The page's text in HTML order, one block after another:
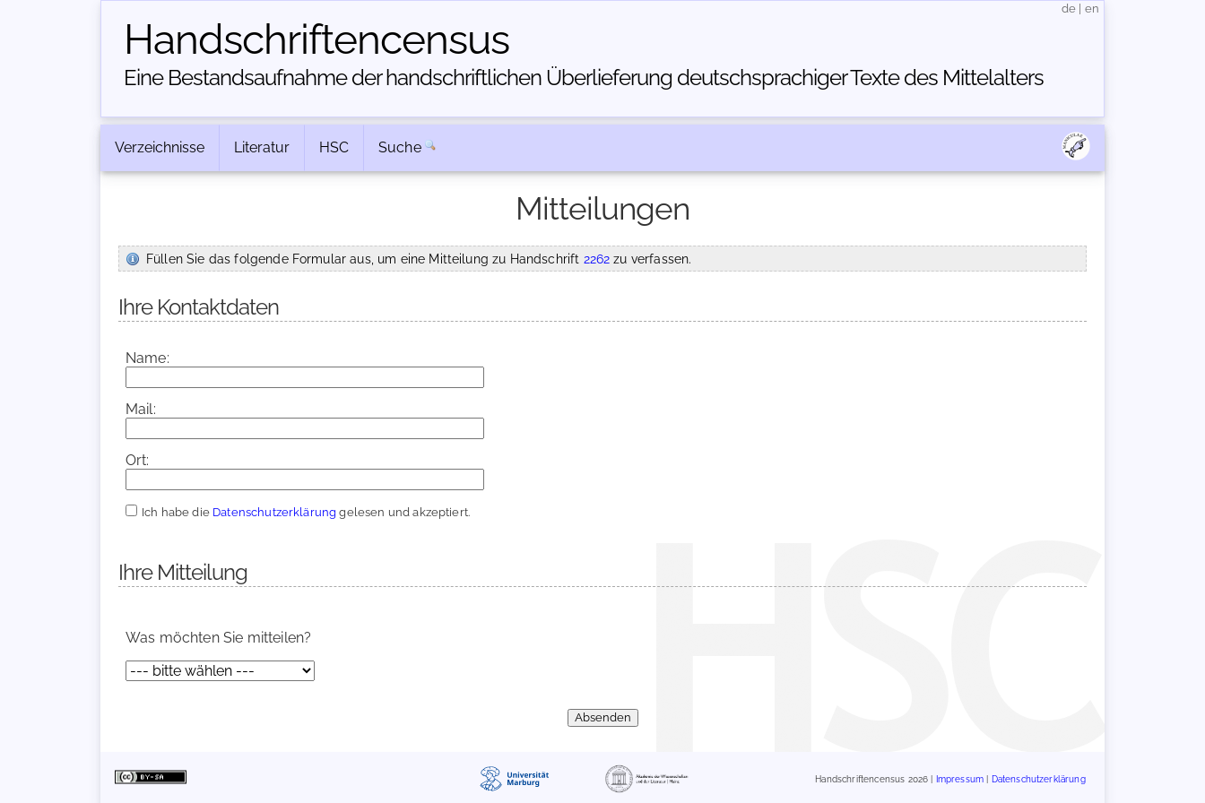
Handschriften­census
Eine Bestandsaufnahme der handschriftlichen Über­lieferung deutschsprachiger Texte des Mittelalters
de en
Verzeichnisse Literatur HSC Suche
Mitteilungen
Füllen Sie das folgende Formular aus, um eine Mitteilung zu Handschrift 2262 zu verfassen.
Ihre Kontaktdaten
Name:
Mail:
Ort:
Ich habe die Datenschutzerklärung gelesen und akzeptiert.
Ihre Mitteilung
Was möchten Sie mitteilen?
Handschriftencensus 2026 | Impressum Datenschutzerklärung